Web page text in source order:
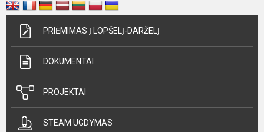
PRIĖMIMAS Į LOPŠELĮ-DARŽELĮ
DOKUMENTAI
PROJEKTAI
STEAM UGDYMAS